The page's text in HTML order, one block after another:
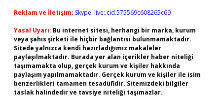
Reklam ve İletişim: Skype: live:.cid.575569c608265c69
Yasal Uyarı: Bu internet sitesi, herhangi bir marka, kurum
veya şahıs şirketi ile hiçbir bağlantısı bulunmamaktadır.
Sitede yalnızca kendi hazırladığımız makaleler
paylaşılmaktadır. Burada yer alan içerikler haber niteliği
taşımamakta olup, gerçek kurum ve kişiler hakkında
paylaşım yapılmamaktadır. Gerçek kurum ve kişiler ile isim
benzerlikleri tamamen tesadüfidir. Sitemizdeki bilgiler
taslak halindedir ve tavsiye niteliği taşımazlar.